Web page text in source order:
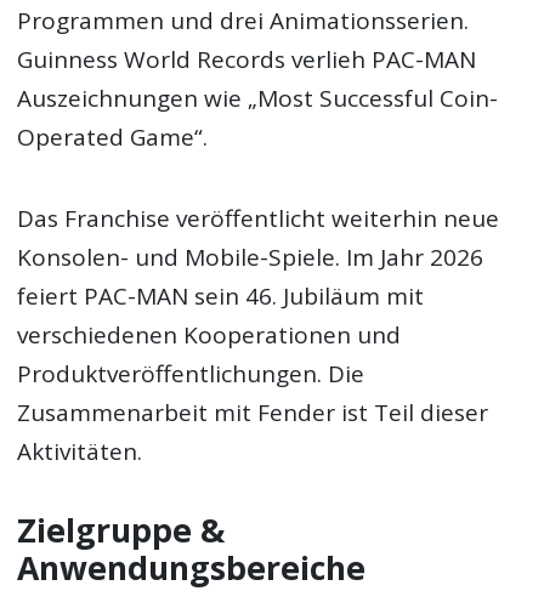
Programmen und drei Animationsserien.
Guinness World Records verlieh PAC-MAN
Auszeichnungen wie „Most Successful Coin-
Operated Game“.
Das Franchise veröffentlicht weiterhin neue
Konsolen- und Mobile-Spiele. Im Jahr 2026
feiert PAC-MAN sein 46. Jubiläum mit
verschiedenen Kooperationen und
Produktveröffentlichungen. Die
Zusammenarbeit mit Fender ist Teil dieser
Aktivitäten.
Zielgruppe &
Anwendungsbereiche